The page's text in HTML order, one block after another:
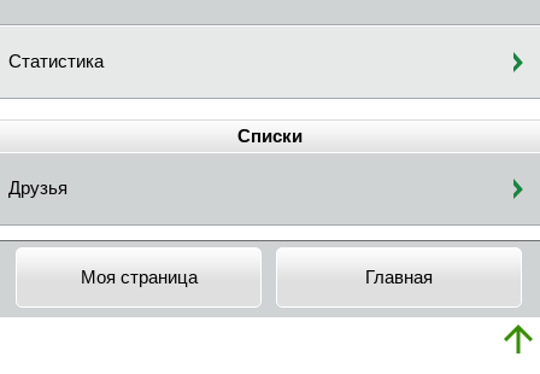
Статистика
Списки
Друзья
Моя страница Главная